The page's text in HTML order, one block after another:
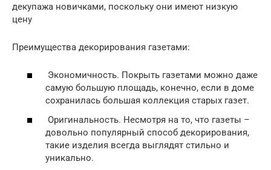
декупажа новичками, поскольку они имеют низкую
цену
Преимущества декорирования газетами:
Экономичность. Покрыть газетами можно даже
самую большую площадь, конечно, если в доме
сохранилась большая коллекция старых газет.
Оригинальность. Несмотря на то, что газеты –
довольно популярный способ декорирования,
такие изделия всегда выглядят стильно и
уникально.